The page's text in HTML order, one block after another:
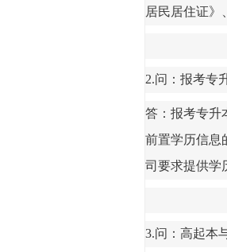
居民居住证》
2.问：报考专
答：报考专升
前置学历信息
司要求提供学
3.问：高起本